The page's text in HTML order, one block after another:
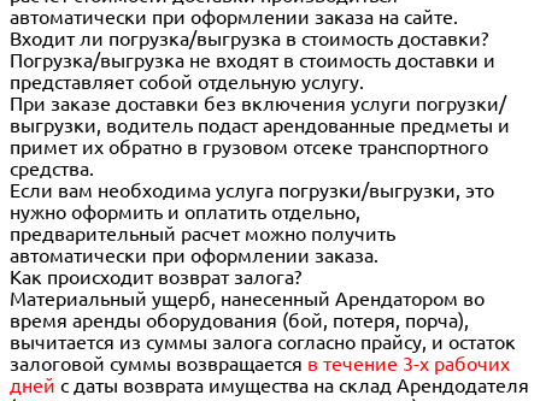
автоматически при оформлении заказа на сайте.
Входит ли погрузка/выгрузка в стоимость доставки?
Погрузка/выгрузка не входят в стоимость доставки и
представляет собой отдельную услугу.
При заказе доставки без включения услуги погрузки/
выгрузки, водитель подаст арендованные предметы и
примет их обратно в грузовом отсеке транспортного
средства.
Если вам необходима услуга погрузки/выгрузки, это
нужно оформить и оплатить отдельно,
предварительный расчет можно получить
автоматически при оформлении заказа.
Как происходит возврат залога?
Материальный ущерб, нанесенный Арендатором во
время аренды оборудования (бой, потеря, порча),
вычитается из суммы залога согласно прайсу, и остаток
залоговой суммы возвращается в течение 3-х рабочих
дней с даты возврата имущества на склад Арендодателя